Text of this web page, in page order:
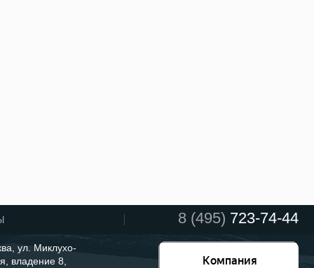
8 (495) 723-74-44
ул. Миклухо-
владение 8,